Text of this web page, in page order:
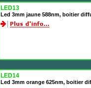
LED13
Led 3mm jaune 588nm, boitier
LED14
Led 3mm orange 625nm, boitier